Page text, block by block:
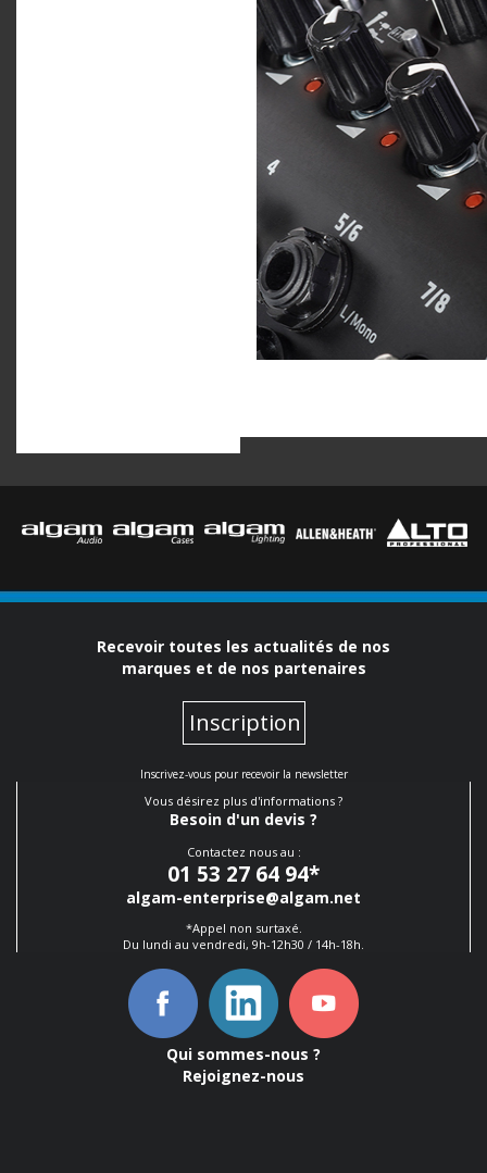
Recevoir toutes les actualités de nos
marques et de nos partenaires
Inscription
Inscrivez-vous pour recevoir la newsletter
Vous désirez plus d'informations ?
Besoin d'un devis ?
Contactez nous au :
01 53 27 64 94*
algam-enterprise@algam.net
*Appel non surtaxé.
Du lundi au vendredi, 9h-12h30 / 14h-18h.
Qui sommes-nous ?
Rejoignez-nous